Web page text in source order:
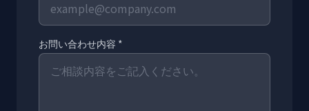
お問い合わせ内容 *